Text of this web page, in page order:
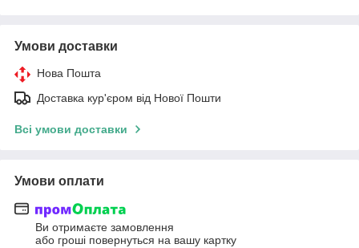
Умови доставки
Нова Пошта
Доставка кур'єром від Нової Пошти
Всі умови доставки
Умови оплати
Ви отримаєте замовлення
або гроші повернуться на вашу картку